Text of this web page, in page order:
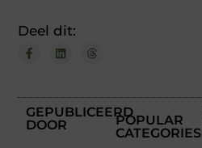
Deel dit:
GEPUBLICEERD
DOOR
POPULAR
CATEGORIES